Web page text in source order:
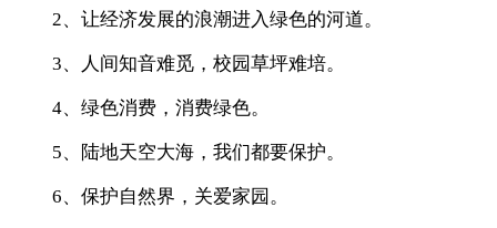
2、让经济发展的浪潮进入绿色的河道。
3、人间知音难觅，校园草坪难培。
4、绿色消费，消费绿色。
5、陆地天空大海，我们都要保护。
6、保护自然界，关爱家园。